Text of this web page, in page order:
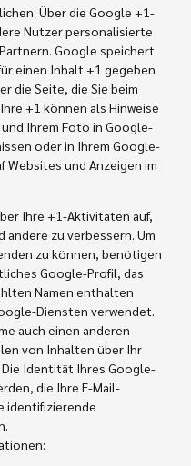
Über die Google +1-
Nutzer personalisierte
Google speichert
einen Inhalt +1 gegeben
die Seite, die Sie beim
+1 können als Hinweise
Ihrem Foto in Google-
oder in Ihrem Google-
Websites und Anzeigen im
Ihre +1-Aktivitäten auf,
andere zu verbessern. Um
zu können, benötigen
Google-Profil, das
Namen enthalten
Diensten verwendet.
auch einen anderen
von Inhalten über Ihr
Identität Ihres Google-
die Ihre E-Mail-
identifizierende